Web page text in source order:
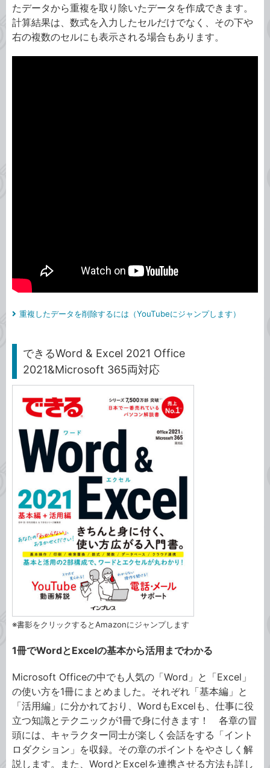
たデータから重複を取り除いたデータを作成できます。
計算結果は、数式を入力したセルだけでなく、その下や
右の複数のセルにも表示される場合もあります。
重複したデータを削除するには（YouTubeにジャンプします）
できるWord & Excel 2021 Office
2021&Microsoft 365両対応
※書影をクリックするとAmazonにジャンプします
1冊でWordとExcelの基本から活用までわかる
Microsoft Officeの中でも人気の「Word」と「Excel」
の使い方を1冊にまとめました。それぞれ「基本編」と
「活用編」に分かれており、WordもExcelも、仕事に役
立つ知識とテクニックが1冊で身に付きます！ 各章の冒
頭には、キャラクター同士が楽しく会話をする「イント
ロダクション」を収録。その章のポイントをやさしく解
説します。また、WordとExcelを連携させる方法も詳し